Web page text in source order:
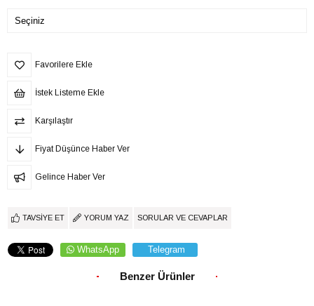
Favorilere Ekle
İstek Listeme Ekle
Karşılaştır
Fiyat Düşünce Haber Ver
Gelince Haber Ver
TAVSIYE ET YORUM YAZ SORULAR VE CEVAPLAR
WhatsApp Telegram
Benzer Ürünler